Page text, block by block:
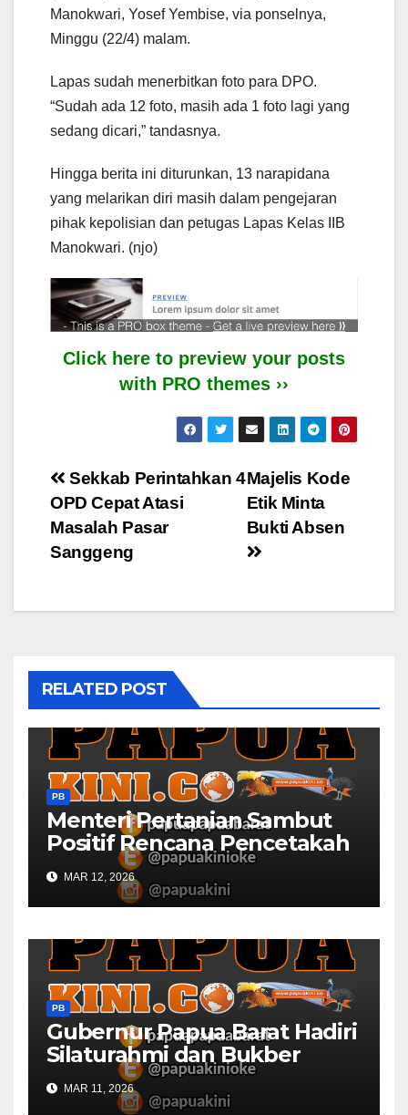
Manokwari, Yosef Yembise, via ponselnya,
Minggu (22/4) malam.
Lapas sudah menerbitkan foto para DPO.
“Sudah ada 12 foto, masih ada 1 foto lagi yang
sedang dicari,” tandasnya.
Hingga berita ini diturunkan, 13 narapidana
yang melarikan diri masih dalam pengejaran
pihak kepolisian dan petugas Lapas Kelas IIB
Manokwari. (njo)
Click here to preview your posts
with PRO themes ››
Post
navigation
Majelis Kode
Etik Minta
Bukti Absen
Sekkab Perintahkan 4
OPD Cepat Atasi
Masalah Pasar
Sanggeng
RELATED POST
PB
Menteri Pertanian Sambut
Positif Rencana Pencetakah
Sawah dan Ladang di Papua
Barat
MAR 12, 2026
PB
Gubernur Papua Barat Hadiri
Silaturahmi dan Bukber
Bersama DPR RI dan
Mendagri di IPDN
MAR 11, 2026